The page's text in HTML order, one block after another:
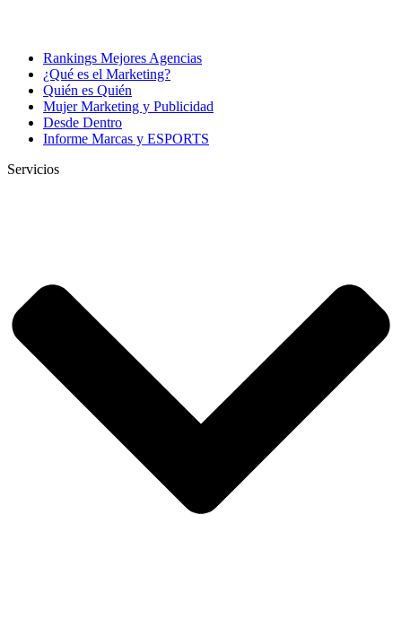
Rankings Mejores Agencias
¿Qué es el Marketing?
Quién es Quién
Mujer Marketing y Publicidad
Desde Dentro
Informe Marcas y ESPORTS
Servicios